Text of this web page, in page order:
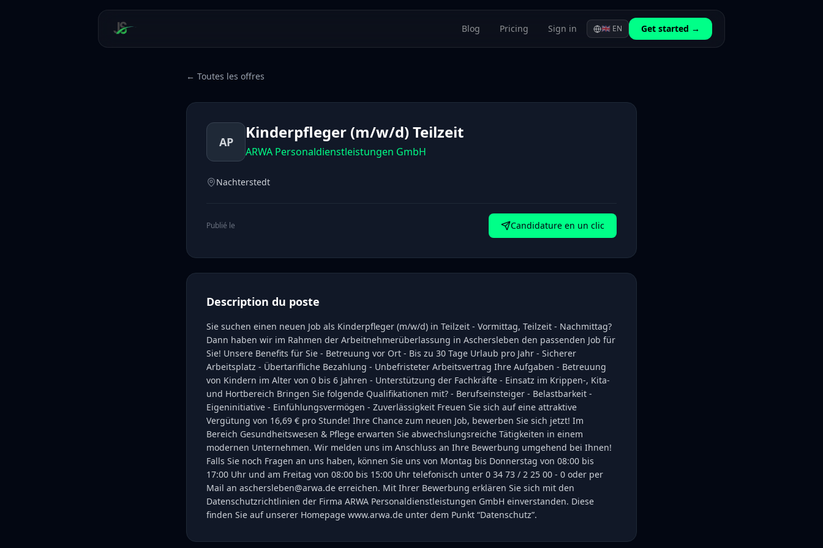
Blog Pricing Sign in 🇬🇧 EN Get started →
← Toutes les offres
AP Kinderpfleger (m/w/d) Teilzeit
ARWA Personaldienstleistungen GmbH
Nachterstedt
Publié le Candidature en un clic
Description du poste
Sie suchen einen neuen Job als Kinderpfleger (m/w/d) in Teilzeit - Vormittag, Teilzeit - Nachmittag?
Dann haben wir im Rahmen der Arbeitnehmerüberlassung in Aschersleben den passenden Job für
Sie! Unsere Benefits für Sie - Betreuung vor Ort - Bis zu 30 Tage Urlaub pro Jahr - Sicherer
Arbeitsplatz - Übertarifliche Bezahlung - Unbefristeter Arbeitsvertrag Ihre Aufgaben - Betreuung
von Kindern im Alter von 0 bis 6 Jahren - Unterstützung der Fachkräfte - Einsatz im Krippen-, Kita-
und Hortbereich Bringen Sie folgende Qualifikationen mit? - Berufseinsteiger - Belastbarkeit -
Eigeninitiative - Einfühlungsvermögen - Zuverlässigkeit Freuen Sie sich auf eine attraktive
Vergütung von 16,69 € pro Stunde! Ihre Chance zum neuen Job, bewerben Sie sich jetzt! Im
Bereich Gesundheitswesen & Pflege erwarten Sie abwechslungsreiche Tätigkeiten in einem
modernen Unternehmen. Wir melden uns im Anschluss an Ihre Bewerbung umgehend bei Ihnen!
Falls Sie noch Fragen an uns haben, können Sie uns von Montag bis Donnerstag von 08:00 bis
17:00 Uhr und am Freitag von 08:00 bis 15:00 Uhr telefonisch unter 0 34 73 / 2 25 00 - 0 oder per
Mail an aschersleben@arwa.de erreichen. Mit Ihrer Bewerbung erklären Sie sich mit den
Datenschutzrichtlinien der Firma ARWA Personaldienstleistungen GmbH einverstanden. Diese
finden Sie auf unserer Homepage www.arwa.de unter dem Punkt “Datenschutz”.